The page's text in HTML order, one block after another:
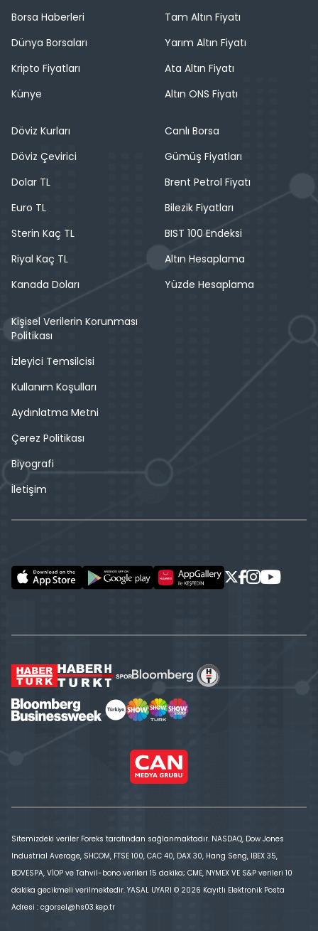
Borsa Haberleri
Dünya Borsaları
Kripto Fiyatları
Künye
Tam Altın Fiyatı
Yarım Altın Fiyatı
Ata Altın Fiyatı
Altın ONS Fiyatı
Döviz Kurları
Döviz Çevirici
Dolar TL
Euro TL
Sterin Kaç TL
Riyal Kaç TL
Kanada Doları
Canlı Borsa
Gümüş Fiyatları
Brent Petrol Fiyatı
Bilezik Fiyatları
BIST 100 Endeksi
Altın Hesaplama
Yüzde Hesaplama
Kişisel Verilerin Korunması
Politikası
İzleyici Temsilcisi
Kullanım Koşulları
Aydınlatma Metni
Çerez Politikası
Biyografi
İletişim
Sitemizdeki veriler Foreks tarafından sağlanmaktadır. NASDAQ, Dow Jones
Industrial Average, SHCOM, FTSE 100, CAC 40, DAX 30, Hang Seng, IBEX 35,
BOVESPA, VİOP ve Tahvil-bono verileri 15 dakika; CME, NYMEX VE S&P verileri 10
dakika gecikmeli verilmektedir. YASAL UYARI © 2026 Kayıtlı Elektronik Posta
Adresi : cgorsel@hs03.kep.tr